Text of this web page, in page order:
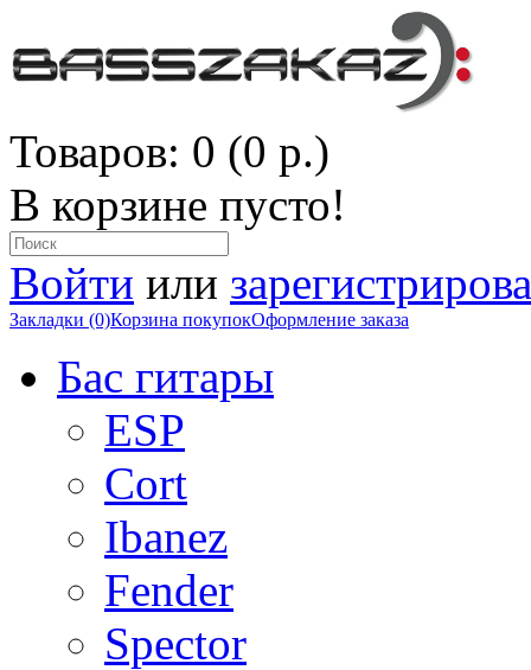
Товаров: 0 (0 р.)
В корзине пусто!
Войти или
Закладки (0)Корзина покупокОформление заказа
Бас гитары
ESP
Cort
Ibanez
Fender
Spector